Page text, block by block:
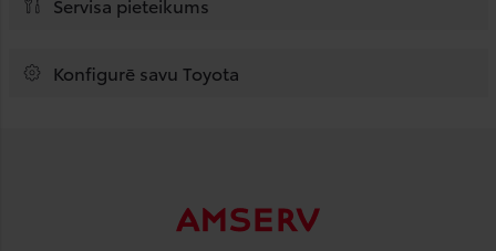
Konfigurē savu Toyota